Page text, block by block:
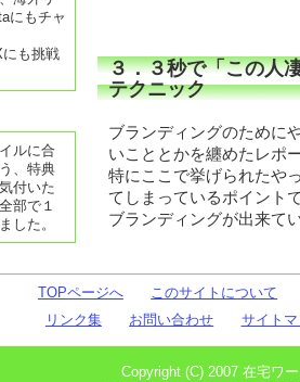
３．３秒で「この人
テクニック
ブランディングのために
いこととかを纏めたレポ
特にここで挙げられたや
てしまっているポイント
ブランディングが出来て
にもチャ
も挑戦
ルに合
、特典
付いた
部で１
した。
TOPページへ
このサイトについて
リンク集
お問い合わせ サイト
Copyright (C) 2007 在宅ワ